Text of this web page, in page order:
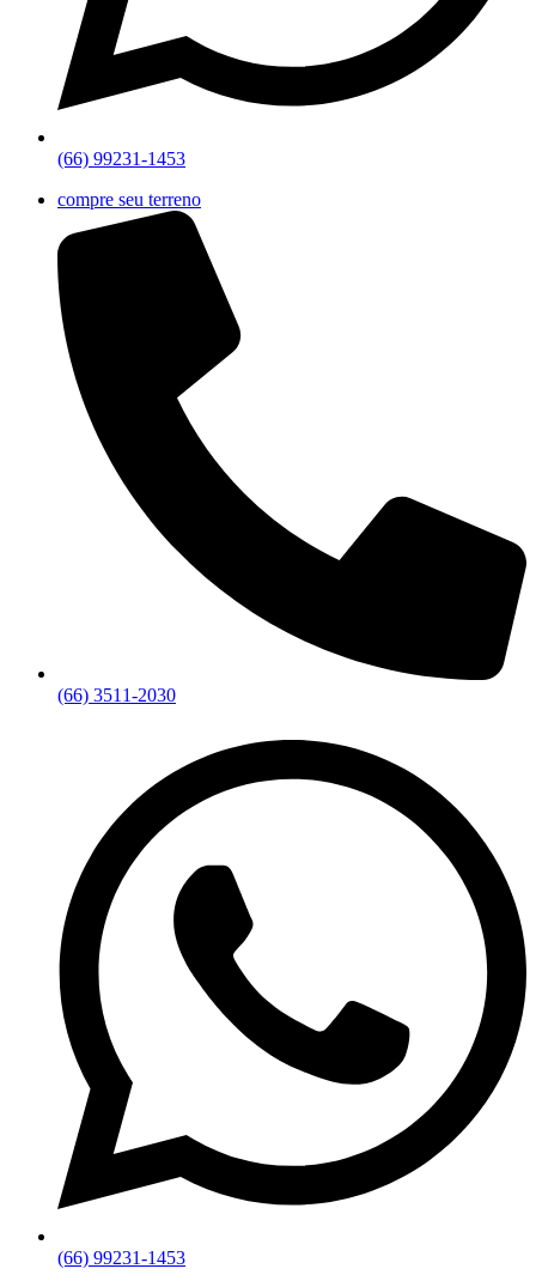
(66) 99231-1453
compre seu terreno
(66) 3511-2030
(66) 99231-1453